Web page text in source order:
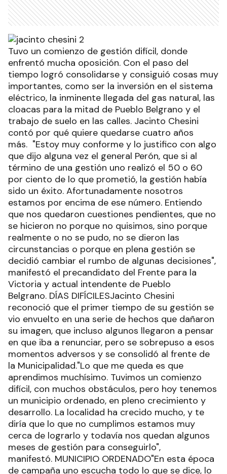
Tuvo un comienzo de gestión difícil, donde
enfrentó mucha oposición. Con el paso del
tiempo logró consolidarse y consiguió cosas muy
importantes, como ser la inversión en el sistema
eléctrico, la inminente llegada del gas natural, las
cloacas para la mitad de Pueblo Belgrano y el
trabajo de suelo en las calles. Jacinto Chesini
contó por qué quiere quedarse cuatro años
más. "Estoy muy conforme y lo justifico con algo
que dijo alguna vez el general Perón, que si al
término de una gestión uno realizó el 50 o 60
por ciento de lo que prometió, la gestión había
sido un éxito. Afortunadamente nosotros
estamos por encima de ese número. Entiendo
que nos quedaron cuestiones pendientes, que no
se hicieron no porque no quisimos, sino porque
realmente o no se pudo, no se dieron las
circunstancias o porque en plena gestión se
decidió cambiar el rumbo de algunas decisiones",
manifestó el precandidato del Frente para la
Victoria y actual intendente de Pueblo
Belgrano. DÍAS DIFÍCILESJacinto Chesini
reconoció que el primer tiempo de su gestión se
vio envuelto en una serie de hechos que dañaron
su imagen, que incluso algunos llegaron a pensar
en que iba a renunciar, pero se sobrepuso a esos
momentos adversos y se consolidó al frente de
la Municipalidad."Lo que me queda es que
aprendimos muchísimo. Tuvimos un comienzo
difícil, con muchos obstáculos, pero hoy tenemos
un municipio ordenado, en pleno crecimiento y
desarrollo. La localidad ha crecido mucho, y te
diría que lo que no cumplimos estamos muy
cerca de lograrlo y todavía nos quedan algunos
meses de gestión para conseguirlo",
manifestó. MUNICIPIO ORDENADO"En esta época
de campaña uno escucha todo lo que se dice, lo